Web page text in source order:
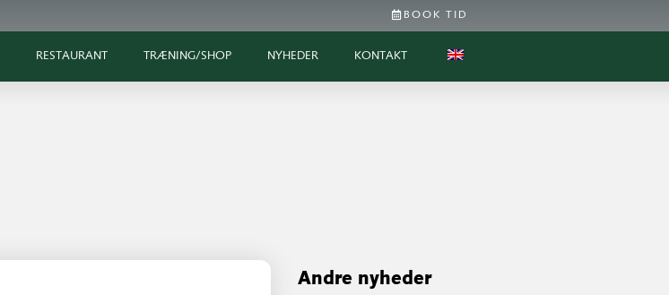
BOOK TID
RESTAURANT TRÆNING/SHOP NYHEDER KONTAKT
Andre nyheder